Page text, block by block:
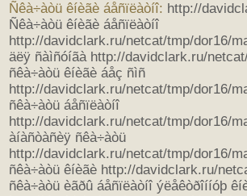
Ñêà÷àòü êíèãè áåñïëàòíî: http://
Ñêà÷àòü êíèãè áåñïëàòíî
http://davidclark.ru/netcat/tmp/dor16/
äëÿ ñàìñóíãà http://davidclark.ru/
ñêà÷àòü êíèãè áåç ñìñ
http://davidclark.ru/netcat/tmp/dor16/
ñêà÷àòü áåñïëàòíî
http://davidclark.ru/netcat/tmp/dor16/
àíàñòàñèÿ ñêà÷àòü
http://davidclark.ru/netcat/tmp/dor16/
ñêà÷àòü êíèãè http://davidclark.ru/
ñêà÷àòü èãðû áåñïëàòíî ýëåêòðîííóþ